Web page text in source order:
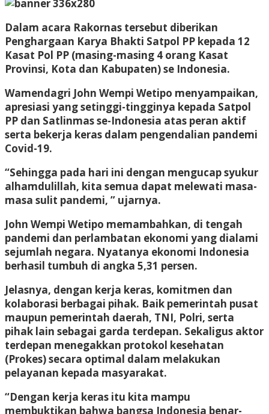
Dalam acara Rakornas tersebut diberikan
Penghargaan Karya Bhakti Satpol PP kepada 12
Kasat Pol PP (masing-masing 4 orang Kasat
Provinsi, Kota dan Kabupaten) se Indonesia.
Wamendagri John Wempi Wetipo menyampaikan,
apresiasi yang setinggi-tingginya kepada Satpol
PP dan Satlinmas se-Indonesia atas peran aktif
serta bekerja keras dalam pengendalian pandemi
Covid-19.
“Sehingga pada hari ini dengan mengucap syukur
alhamdulillah, kita semua dapat melewati masa-
masa sulit pandemi, ” ujarnya.
John Wempi Wetipo memambahkan, di tengah
pandemi dan perlambatan ekonomi yang dialami
sejumlah negara. Nyatanya ekonomi Indonesia
berhasil tumbuh di angka 5,31 persen.
Jelasnya, dengan kerja keras, komitmen dan
kolaborasi berbagai pihak. Baik pemerintah pusat
maupun pemerintah daerah, TNI, Polri, serta
pihak lain sebagai garda terdepan. Sekaligus aktor
terdepan menegakkan protokol kesehatan
(Prokes) secara optimal dalam melakukan
pelayanan kepada masyarakat.
“Dengan kerja keras itu kita mampu
membuktikan bahwa bangsa Indonesia benar-